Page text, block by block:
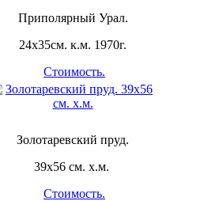
Приполярный Урал.
24х35см. к.м. 1970г.
Стоимость.
Золотаревский пруд.
39х56 см. х.м.
Стоимость.